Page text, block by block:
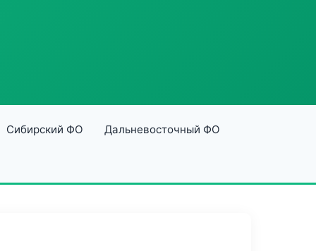
Сибирский ФО Дальневосточный ФО